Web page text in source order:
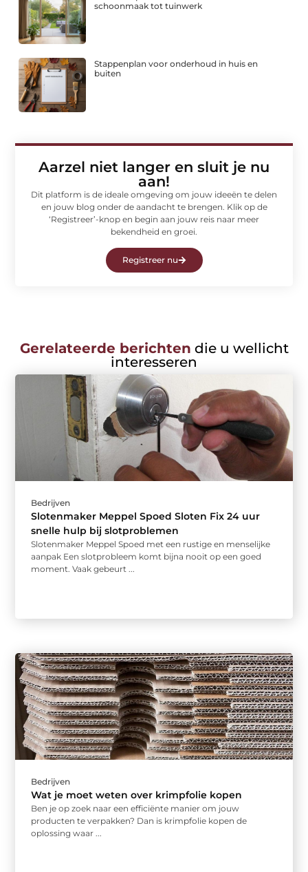
schoonmaak tot tuinwerk
Stappenplan voor onderhoud in huis en
buiten
Aarzel niet langer en sluit je nu
aan!
Dit platform is de ideale omgeving om jouw ideeën te delen
en jouw blog onder de aandacht te brengen. Klik op de
‘Registreer’-knop en begin aan jouw reis naar meer
bekendheid en groei.
Registreer nu
Gerelateerde berichten die u wellicht
interesseren
Bedrijven
Slotenmaker Meppel Spoed Sloten Fix 24 uur
snelle hulp bij slotproblemen
Slotenmaker Meppel Spoed met een rustige en menselijke
aanpak Een slotprobleem komt bijna nooit op een goed
moment. Vaak gebeurt ...
Bedrijven
Wat je moet weten over krimpfolie kopen
Ben je op zoek naar een efficiënte manier om jouw
producten te verpakken? Dan is krimpfolie kopen de
oplossing waar ...